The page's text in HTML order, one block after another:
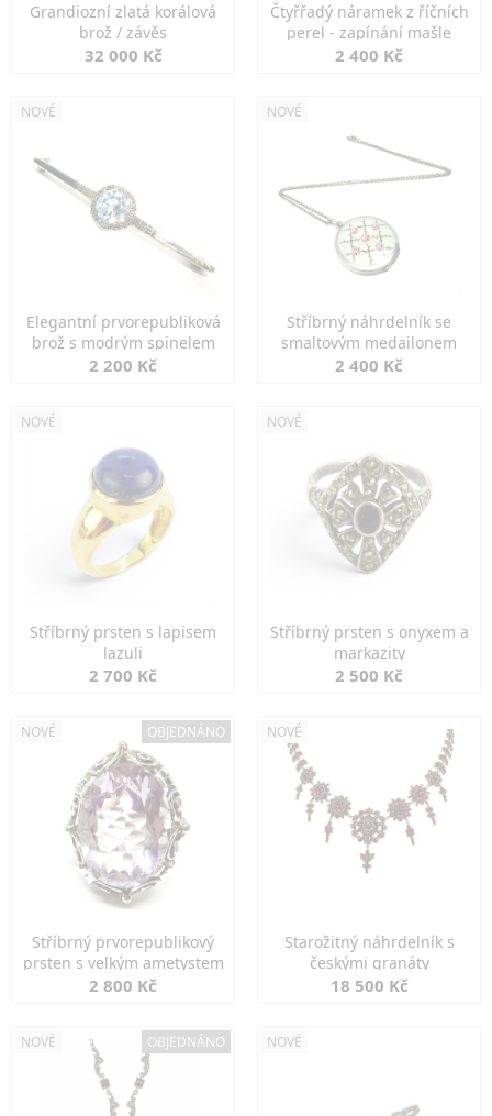
Grandiozní zlatá korálová
brož / závěs
32 000 Kč
Čtyřřadý náramek z říčních
perel - zapínání mašle
2 400 Kč
NOVÉ
Elegantní prvorepubliková
brož s modrým spinelem
2 200 Kč
NOVÉ
Stříbrný náhrdelník se
smaltovým medailonem
2 400 Kč
NOVÉ
Stříbrný prsten s lapisem
lazuli
2 700 Kč
NOVÉ
Stříbrný prsten s onyxem a
markazity
2 500 Kč
NOVÉ OBJEDNÁNO
Stříbrný prvorepublikový
prsten s velkým ametystem
2 800 Kč
NOVÉ
Starožitný náhrdelník s
českými granáty
18 500 Kč
NOVÉ OBJEDNÁNO NOVÉ